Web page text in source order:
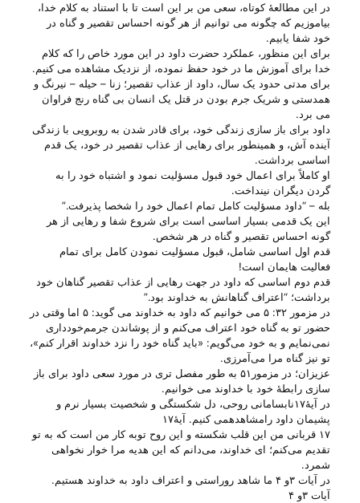
در این مطالعهٔ کوتاه‌، سعی من بر این است تا با استناد به کلام خدا‌،
بیاموزیم که چگونه می‌ توانیم از هر گونه احساس تقصیر و گناه در
خود شفا یابیم.
برای این منظور‌، عملکرد حضرت داود در این مورد خاص را که کلام
خدا برای آموزش ما در خود حفظ نموده‌، از نزدیک مشاهده می‌ کنیم.
برای مدتی حدود یک سال‌، داود از عذاب تقصیر‌؛ زنا – حیله – نیرنگ و
همدستی و شریک جرم بودن در قتل یک انسان بی‌ گناه رنج فراوان
می‌ برد.
داود برای باز سازی زندگی خود‌، برای قادر شدن به روبرویی با زندگی
آینده آش‌، و همینطور برای رهایی از عذاب تقصیر در خود، یک قدم
اساسی برداشت.
او کاملاً برای اعمال خود قبول مسؤلیت نمود و اشتباه خود را به
گردن دیگران نینداخت.
بله‌ – “داود مسؤلیت کامل تمام اعمال خود را شخصا پذیرفت.”
این یک قدمی بسیار اساسی است برای شروع شفا و رهایی از هر
گونه احساس تقصیر و گناه در هر شخص.
قدم اول اساسی شامل‌، قبول مسؤلیت نمودن کامل برای تمام
فعالیت هایمان است!
قدم دوم اساسی که داود در جهت رهایی از عذاب تقصیر گناهان خود
برداشت‌؛ “اعتراف گناهانش به خداوند بود.”
در مزمور ۳۲: ۵ می‌ خوانیم که داود به خداوند می‌ گوید: ۵ اما وقتی‌ در
حضور تو به‌ گناه‌ خود اعتراف‌ می‌كنم‌ و از پوشاندن‌ جرمم‌خودداری‌
نمی‌نمایم‌ و به‌ خود می‌گویم‌: «باید گناه‌ خود را نزد خداوند اقرار كنم‌»،
تو نیز گناه‌ مرا می‌آمرزی‌.
عزیزان‌؛ در مزمور۵۱ به طور مفصل تری در مورد سعی داود برای باز
سازی رابطهٔ خود با خداوند می‌ خوانیم.
در آیهٔ۱۷نابسامانی روحی‌، دل‌ شکستگی و شخصیت بسیار نرم و
پشیمان داود رامشاهدهمی‌ کنیم. ‌آیهٔ۱۷
۱۷ قربانی‌ من‌ این‌ قلب‌ شكسته‌ و این‌ روح‌ توبه‌ كار من‌ است‌ كه‌ به‌ تو
تقدیم‌ می‌كنم‌؛ ای‌ خداوند، می‌دانم‌ كه‌ این‌ هدیه‌ مرا خوار نخواهی‌
شمرد.
در آیات ۳و ۴ ما شاهد روراستی و اعتراف داود به خداوند هستیم.
آیات ۳و ۴